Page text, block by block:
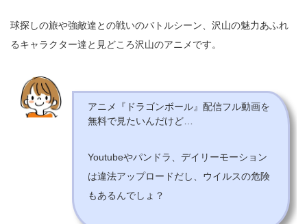
球探しの旅や強敵達との戦いのバトルシーン、沢山の魅力あふれ
るキャラクター達と見どころ沢山のアニメです。
アニメ『ドラゴンボール』配信フル動画を
無料で見たいんだけど…
Youtubeやパンドラ、デイリーモーション
は違法アップロードだし、ウイルスの危険
もあるんでしょ？